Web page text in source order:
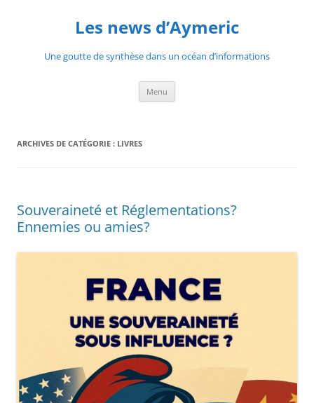
Les news d’Aymeric
Une goutte de synthèse dans un océan d’informations
Menu
ARCHIVES DE CATÉGORIE : LIVRES
Souveraineté et Réglementations?
Ennemies ou amies?